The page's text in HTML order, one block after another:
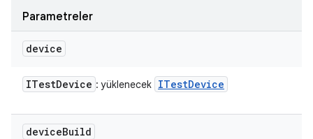
Parametreler
device
ITestDevice : yüklenecek ITestDevice
deviceBuild